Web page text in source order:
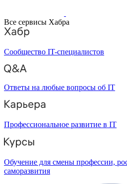
Все сервисы Хабра
Сообщество IT-специалистов
Ответы на любые вопросы об IT
Профессиональное развитие в IT
Обучение для смены профессии,
саморазвития